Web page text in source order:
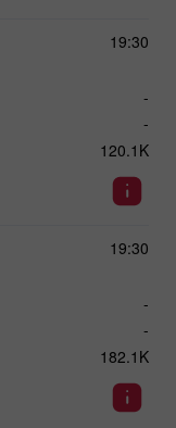
19:30
-
-
120.1K
19:30
-
-
182.1K